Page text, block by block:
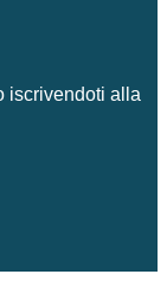
iscrivendoti alla